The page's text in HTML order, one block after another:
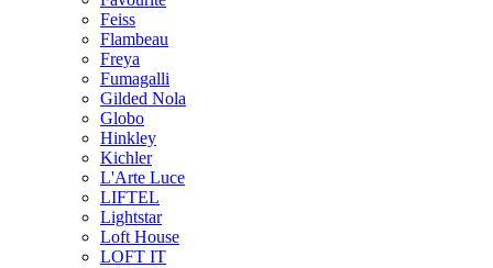
Feiss
Flambeau
Freya
Fumagalli
Gilded Nola
Globo
Hinkley
Kichler
L'Arte Luce
LIFTEL
Lightstar
Loft House
LOFT IT